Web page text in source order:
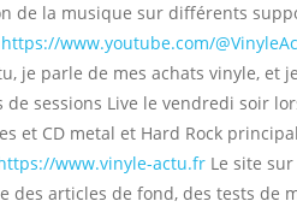
de la musique sur différents
https://www.youtube.com/
je parle de mes achats vinyle, et
de sessions Live le vendredi soir
et CD metal et Hard Rock
www.vinyle-actu.fr Le site
des articles de fond, des tests de